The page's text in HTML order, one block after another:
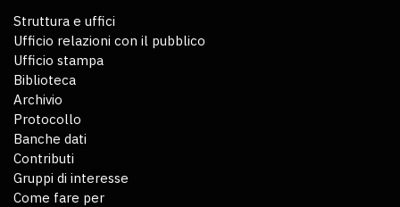
Struttura e uffici
Ufficio relazioni con il pubblico
Ufficio stampa
Biblioteca
Archivio
Protocollo
Banche dati
Contributi
Gruppi di interesse
Come fare per